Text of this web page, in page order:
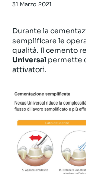
31 Marzo 2021
Durante la
semplificare le
qualità. Il cemento
Universal permette
attivatori.